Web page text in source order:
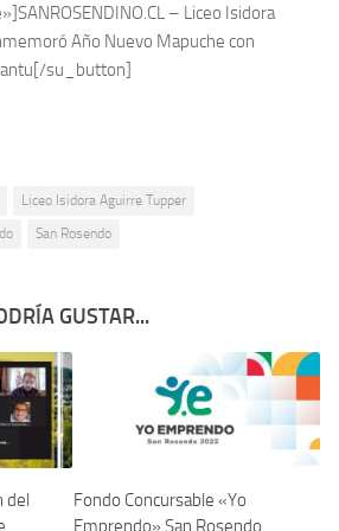
– Liceo Isidora
Año Nuevo Mapuche con
su_button]
Liceo Isidora Aguirre Tupper
San Rosendo
GUSTAR...
del
Fondo Concursable «Yo
Emprendo» San Rosendo